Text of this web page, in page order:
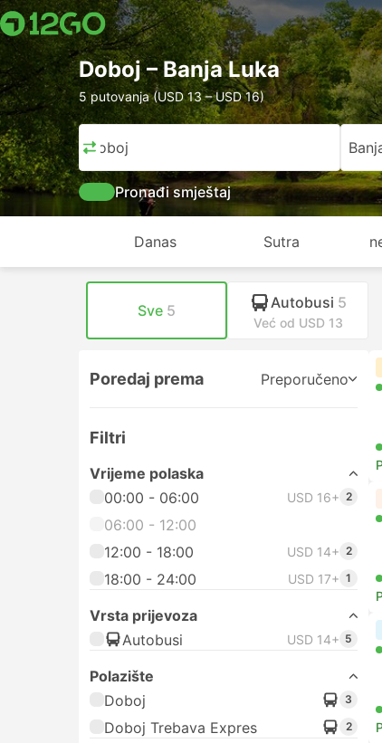
Doboj – Banja Luka
5 putovanja (USD 13 – USD 16)
Doboj
Pronađi smještaj
Danas Sutra
Sve 5 Autobusi 5
Već od USD 13
Poredaj prema Preporučeno
Filtri
Vrijeme polaska
00:00 - 06:00
USD 16+ 2
06:00 - 12:00
12:00 - 18:00
USD 14+ 2
18:00 - 24:00 USD 17+ 1
Vrsta prijevoza
Autobusi
USD 14+ 5
Polazište
Doboj
3
Doboj Trebava Expres 2